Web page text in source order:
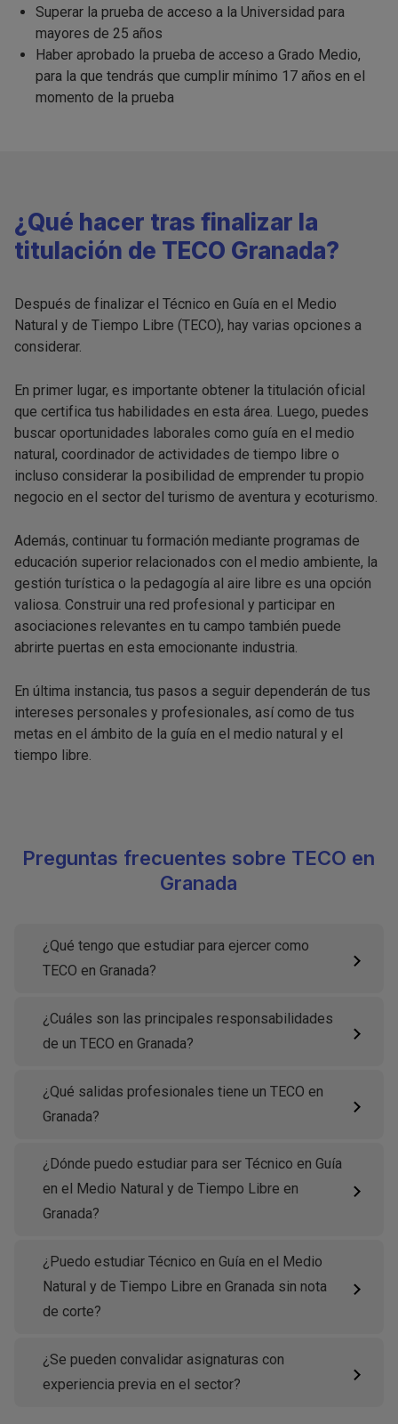
Superar la prueba de acceso a la Universidad para
mayores de 25 años
Haber aprobado la prueba de acceso a Grado Medio,
para la que tendrás que cumplir mínimo 17 años en el
momento de la prueba
¿Qué hacer tras finalizar la
titulación de TECO Granada?
Después de finalizar el Técnico en Guía en el Medio
Natural y de Tiempo Libre (TECO), hay varias opciones a
considerar.
En primer lugar, es importante obtener la titulación oficial
que certifica tus habilidades en esta área. Luego, puedes
buscar oportunidades laborales como guía en el medio
natural, coordinador de actividades de tiempo libre o
incluso considerar la posibilidad de emprender tu propio
negocio en el sector del turismo de aventura y ecoturismo.
Además, continuar tu formación mediante programas de
educación superior relacionados con el medio ambiente, la
gestión turística o la pedagogía al aire libre es una opción
valiosa. Construir una red profesional y participar en
asociaciones relevantes en tu campo también puede
abrirte puertas en esta emocionante industria.
En última instancia, tus pasos a seguir dependerán de tus
intereses personales y profesionales, así como de tus
metas en el ámbito de la guía en el medio natural y el
tiempo libre.
Preguntas frecuentes sobre TECO en
Granada
¿Qué tengo que estudiar para ejercer como
TECO en Granada?
¿Cuáles son las principales responsabilidades
de un TECO en Granada?
¿Qué salidas profesionales tiene un TECO en
Granada?
¿Dónde puedo estudiar para ser Técnico en Guía
en el Medio Natural y de Tiempo Libre en
Granada?
¿Puedo estudiar Técnico en Guía en el Medio
Natural y de Tiempo Libre en Granada sin nota
de corte?
¿Se pueden convalidar asignaturas con
experiencia previa en el sector?